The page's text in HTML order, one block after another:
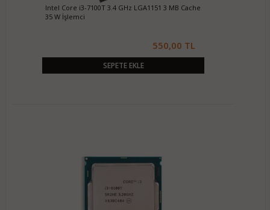
Intel Core i3-7100T 3.4 GHz LGA1151 3 MB Cache
35 W İşlemci
550,00 TL
SEPETE EKLE